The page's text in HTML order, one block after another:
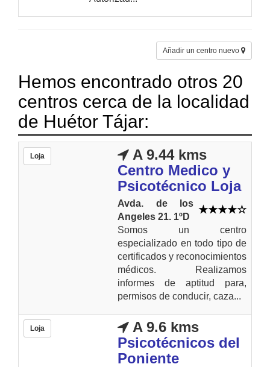
Añadir un centro nuevo
Hemos encontrado otros 20
centros cerca de la localidad
de Huétor Tájar:
Loja
A 9.44 kms
Centro Medico y
Psicotécnico Loja
Avda. de los
Angeles 21. 1ºD
Somos un centro
especializado en todo tipo de
certificados y reconocimientos
médicos. Realizamos
informes de aptitud para,
permisos de conducir, caza...
Loja
A 9.6 kms
Psicotécnicos del
Poniente